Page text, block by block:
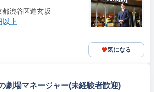
渋谷区道玄坂
以上
気になる
劇場マネージャー(未経験者歓迎)